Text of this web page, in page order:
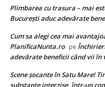
Plimbarea cu trasura – mai
București aduc adevărate
Cum sa alegi cea mai
PlanificaNunta.ro pe
adevărate beneficii când vii în
Scene șocante în Satu Mare!
substanțe interzise, într-un